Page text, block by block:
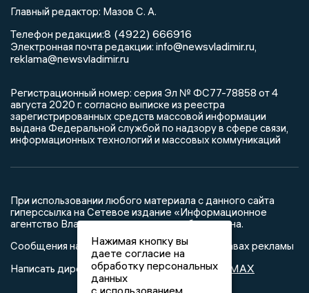
Главный редактор: Мазов С. А.
Телефон редакции:8 (4922) 666916
Электронная почта редакции: info@newsvladimir.ru
reklama@newsvladimir.ru
Регистрационный номер: серия Эл № ФС77-78858 от 4
августа 2020 г. согласно выписке из реестра
зарегистрированных средств массовой информации
выдана Федеральной службой по надзору в сфере связи,
информационных технологий и массовых коммуникаций
При использовании любого материала с данного сайта
гиперссылка на Сетевое издание «Информационное
агентство Владимирские новости» обязательна.
Сообщения на сером фоне размещены на правах рекламы
Написать директору в телеграм@mazovили MAX
Нажимая кнопку вы
даете согласие на
обработку персональных
данных
с использованием